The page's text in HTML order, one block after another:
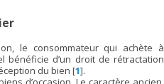
le consommateur qui achète à
bénéficie d’un droit de rétractation
du bien [1].